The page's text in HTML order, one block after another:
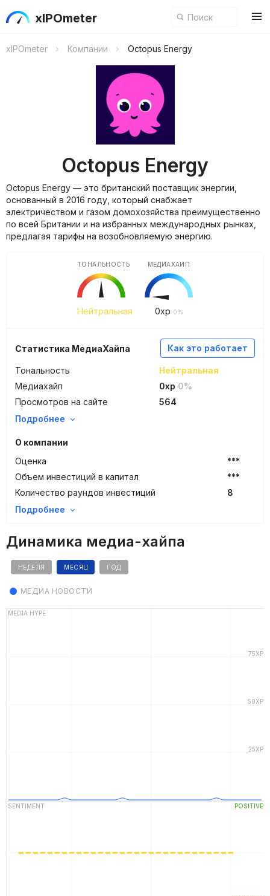
xIPOmeter
xIPOmeter Компании Octopus Energy
Octopus Energy
Octopus Energy — это британский поставщик энергии,
основанный в 2016 году, который снабжает
электричеством и газом домохозяйства преимущественно
по всей Британии и на избранных международных рынках,
предлагая тарифы на возобновляемую энергию.
Нейтральная
ТОНАЛЬНОСТЬ
0xp 0%
МЕДИАХАЙП
Как это работает
Статистика МедиаХайпа
Тональность
Нейтральная
Медиахайп
0xp 0%
Просмотров на сайте
564
Подробнее
О компании
Оценка
***
Объем инвестиций в капитал
***
Количество раундов инвестиций
8
Подробнее
Динамика медиа-хайпа
НЕДЕЛЯ МЕСЯЦ ГОД
МЕДИА НОВОСТИ